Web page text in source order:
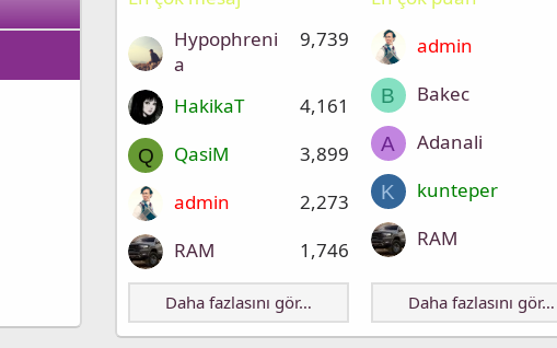
9,739
Hypophreni
a
4,161
HakikaT
Q 3,899
QasiM
2,273
admin
1,746
RAM
Daha fazlasını gör…
admin
B Bakec
A Adanali
K
kunteper
RAM
Daha fazlasını gör…